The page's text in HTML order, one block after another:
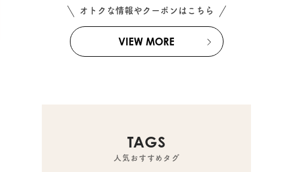
オトクな情報やクーポンはこちら
VIEW MORE
TAGS
人気おすすめタグ